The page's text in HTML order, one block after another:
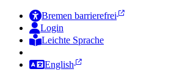
Bremen barrierefrei
Login
Leichte Sprache
English